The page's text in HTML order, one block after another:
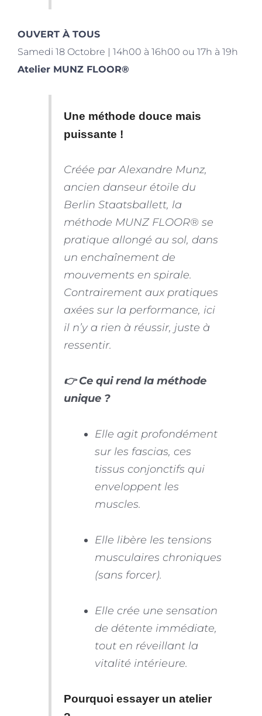
OUVERT À TOUS
Samedi 18 Octobre | 14h00 à 16h00 ou 17h à 19h
Atelier MUNZ FLOOR®
Une méthode douce mais
puissante !
Créée par Alexandre Munz,
ancien danseur étoile du
Berlin Staatsballett, la
méthode MUNZ FLOOR® se
pratique allongé au sol, dans
un enchaînement de
mouvements en spirale.
Contrairement aux pratiques
axées sur la performance, ici
il n’y a rien à réussir, juste à
ressentir.
👉 Ce qui rend la méthode
unique ?
Elle agit profondément
sur les fascias, ces
tissus conjonctifs qui
enveloppent les
muscles.
Elle libère les tensions
musculaires chroniques
(sans forcer).
Elle crée une sensation
de détente immédiate,
tout en réveillant la
vitalité intérieure.
Pourquoi essayer un atelier